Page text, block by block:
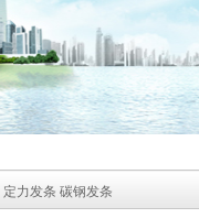
定力发条 碳钢发条